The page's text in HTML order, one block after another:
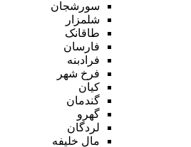
سورشجان
شلمزار
طاقانک
فارسان
فرادبنه
فرخ شهر
کیان
گندمان
گهرو
لردگان
مال خلیفه